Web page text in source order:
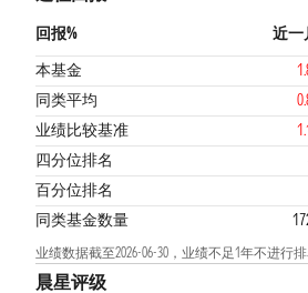
回报% 近一
本基金
同类平均
业绩比较基准
四分位排名
百分位排名
同类基金数量
业绩数据截至2026-06-30，业绩不足1年不进行
晨星评级